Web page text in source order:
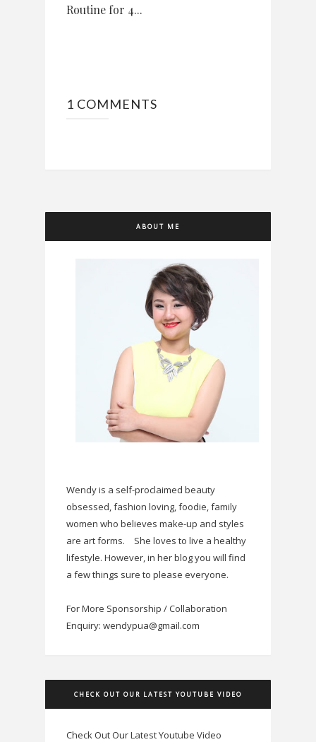
Routine for 4...
1 COMMENTS
ABOUT ME
Wendy is a self-proclaimed beauty
obsessed, fashion loving, foodie, family
women who believes make-up and styles
are art forms.
She loves to live a healthy
lifestyle. However, in her blog you will find
a few things sure to please everyone.
For More Sponsorship / Collaboration
Enquiry: wendypua@gmail.com
CHECK OUT OUR LATEST YOUTUBE VIDEO
Check Out Our Latest Youtube Video